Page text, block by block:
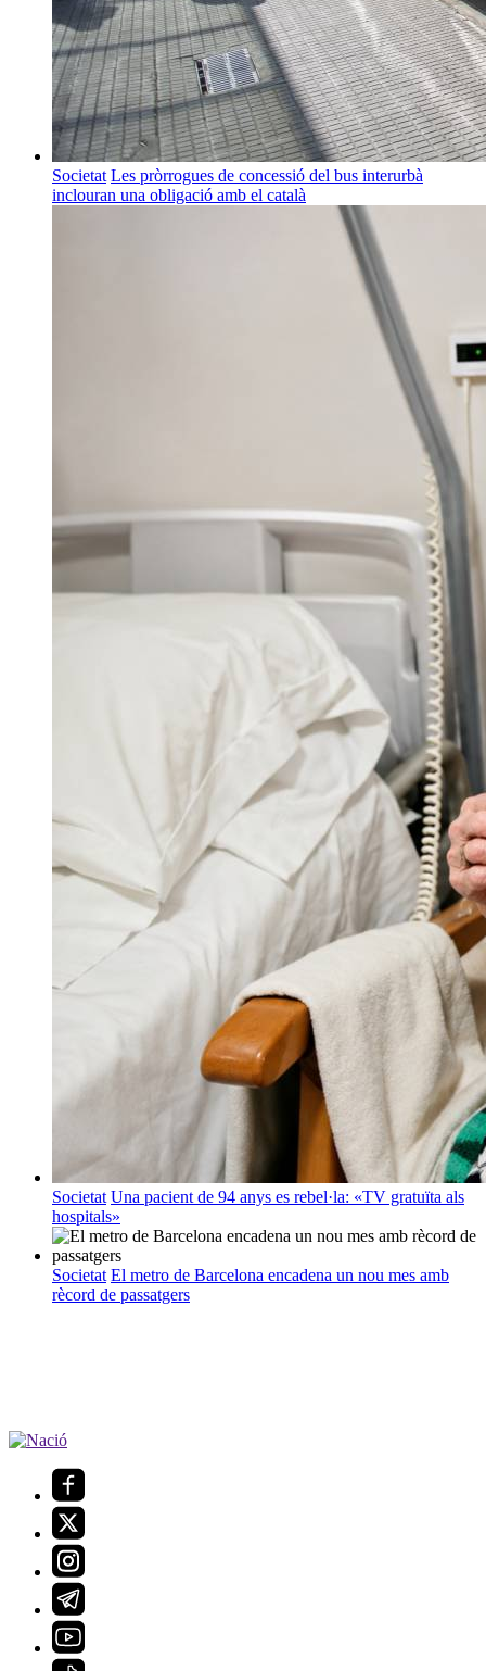
Societat Les pròrrogues de concessió del bus interurbà
inclouran una obligació amb el català
Societat Una pacient de 94 anys es rebel·la: «TV gratuïta als
hospitals»
Societat El metro de Barcelona encadena un nou mes amb
rècord de passatgers